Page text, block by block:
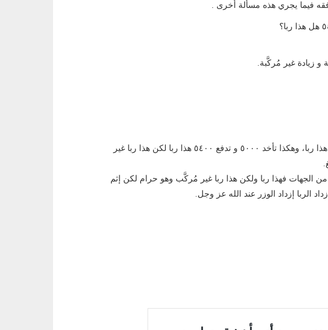
فيما يجري هذه مسألة أخرى .
و زيادة غير مُركَّبة.
٥٠٠٠ و ٥٢٠٠ و ٥٤٠٠ و ٥١٠٠ و ٥٠٥٠ قلّت او كثُرت هذا ربا، وهكذا تأخد ٥٠٠٠ و تدفع ٥٤٠٠ هذا ربا لكن هذا ربا غير
٥٠٠٠ وتدفع ٥٤٠٠ من أي جهة من الجهات فهذا ربا ولكن هذا ربا غير مُركَّب وهو حرام لكن إثم
الربا إزداد الوزر عند الله عز وجل.